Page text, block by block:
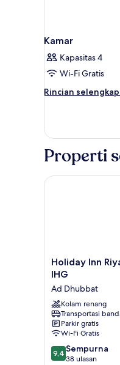
Kamar
Kapasitas 4
Wi-Fi Gratis
Rincian
Rincian
Kamar
Properti
Holiday
Inn
Al
Malaz
by
IHG
Ad
Dhubbat
Holiday Inn
IHG
Ad Dhubbat
Kolam renang
Transportasi
Parkir gratis
Wi-Fi Gratis
9.4
dari
9,4 Sempurna
38 ulasan
Holiday Inn